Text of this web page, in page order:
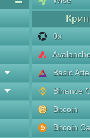
0x
Basic
Binance
Bitcoin
Bitcoin